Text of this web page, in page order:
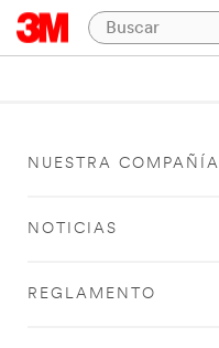
NUESTRA COMPAÑÍA
NOTICIAS
REGLAMENTO